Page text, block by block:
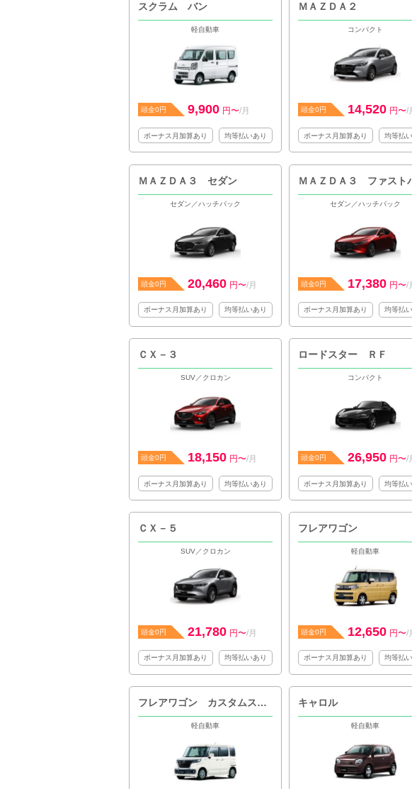
スクラム バン
軽自動車
頭金0円 9,900 円〜/月
ボーナス月加算あり 均等払いあり
ＭＡＺＤＡ２
コンパクト
頭金0円 14,520 円〜/
ボーナス月加算あり 均等払
ＭＡＺＤＡ３ セダン
セダン／ハッチバック
頭金0円 20,460 円〜/月
ボーナス月加算あり 均等払いあり
セダン／ハッチバック
頭金0円 17,380 円〜/
ボーナス月加算あり 均等払
ＣＸ－３
SUV／クロカン
頭金0円 18,150 円〜/月
ボーナス月加算あり 均等払いあり
ロードスター ＲＦ
コンパクト
頭金0円 26,950 円〜/
ボーナス月加算あり 均等払
ＣＸ－５
SUV／クロカン
頭金0円 21,780 円〜/月
ボーナス月加算あり 均等払いあり
フレアワゴン
軽自動車
頭金0円 12,650 円〜/
ボーナス月加算あり 均等払
フレアワゴン カスタムスタイル
軽自動車
キャロル
軽自動車